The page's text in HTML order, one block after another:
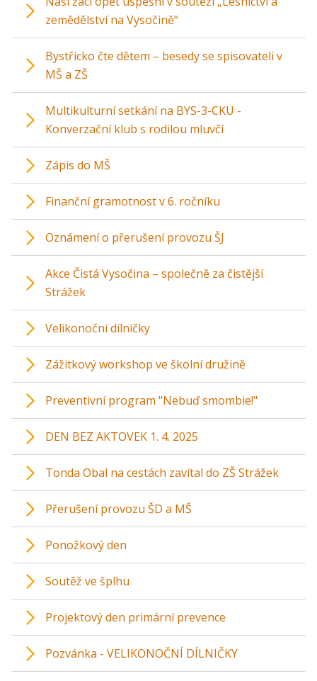
zemědělství na Vysočině“
Bystřicko čte dětem – besedy se spisovateli v
MŠ a ZŠ
Multikulturní setkání na BYS-3-CKU -
Konverzační klub s rodilou mluvčí
Zápis do MŠ
Finanční gramotnost v 6. ročníku
Oznámení o přerušení provozu ŠJ
Akce Čistá Vysočina – společně za čistější
Strážek
Velikonoční dílničky
Zážitkový workshop ve školní družině
Preventivní program "Nebuď smombie!"
DEN BEZ AKTOVEK 1. 4. 2025
Tonda Obal na cestách zavítal do ZŠ Strážek
Přerušení provozu ŠD a MŠ
Ponožkový den
Soutěž ve šplhu
Projektový den primární prevence
Pozvánka - VELIKONOČNÍ DÍLNIČKY